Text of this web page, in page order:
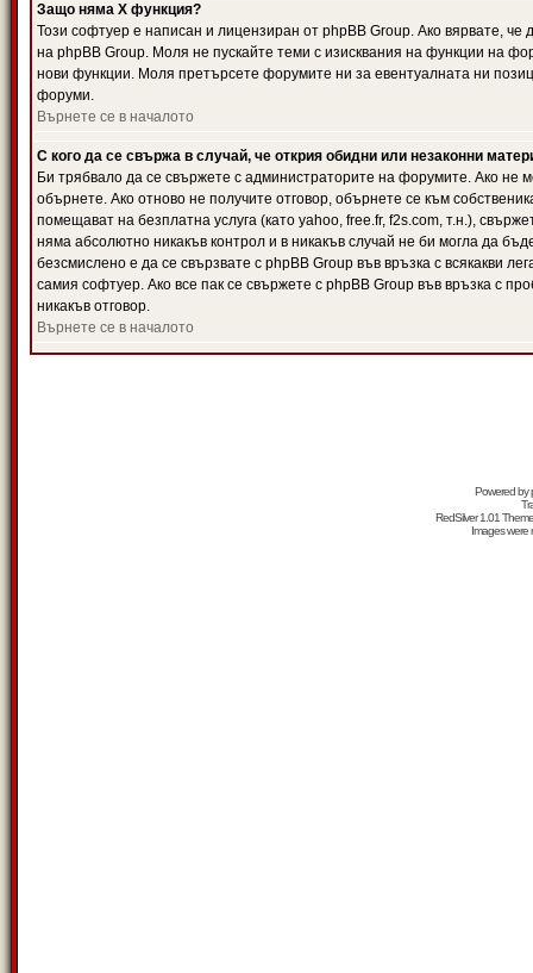
Защо няма X функция?
Този софтуер е написан и лицензиран от phpBB Group. Ако вярвате,
на phpBB Group. Моля не пускайте теми с изисквания на функции на
нови функции. Моля претърсете форумите ни за евентуалната ни
форуми.
Върнете се в началото
С кого да се свържа в случай, че открия обидни или незаконни
Би трябвало да се свържете с администраторите на форумите. Ако не
обърнете. Ако отново не получите отговор, обърнете се към
помещават на безплатна услуга (като yahoo, free.fr, f2s.com, т.н.),
няма абсолютно никакъв контрол и в никакъв случай не би могла да
безсмислено е да се свързвате с phpBB Group във връзка с всякакви
самия софтуер. Ако все пак се свържете с phpBB Group във връзка с
никакъв отговор.
Върнете се в началото
Powered by
RedSilver 1.01
Images were